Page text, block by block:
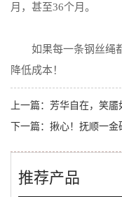
月，甚至36个月。
如果每一条钢丝绳都
降低成本！
上一篇： 芳华自在，笑靥
下一篇： 揪心！抚顺一金
推荐产品